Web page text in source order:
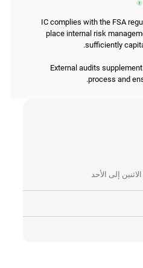
IC complies with the FSA
place internal risk
sufficiently
External audits
process and